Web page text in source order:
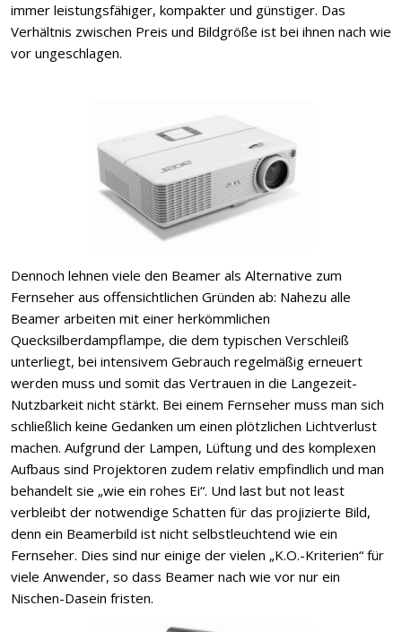
immer leistungsfähiger, kompakter und günstiger. Das
Verhältnis zwischen Preis und Bildgröße ist bei ihnen nach wie
vor ungeschlagen.
Dennoch lehnen viele den Beamer als Alternative zum
Fernseher aus offensichtlichen Gründen ab: Nahezu alle
Beamer arbeiten mit einer herkömmlichen
Quecksilberdampflampe, die dem typischen Verschleiß
unterliegt, bei intensivem Gebrauch regelmäßig erneuert
werden muss und somit das Vertrauen in die Langezeit-
Nutzbarkeit nicht stärkt. Bei einem Fernseher muss man sich
schließlich keine Gedanken um einen plötzlichen Lichtverlust
machen. Aufgrund der Lampen, Lüftung und des komplexen
Aufbaus sind Projektoren zudem relativ empfindlich und man
behandelt sie „wie ein rohes Ei“. Und last but not least
verbleibt der notwendige Schatten für das projizierte Bild,
denn ein Beamerbild ist nicht selbstleuchtend wie ein
Fernseher. Dies sind nur einige der vielen „K.O.-Kriterien“ für
viele Anwender, so dass Beamer nach wie vor nur ein
Nischen-Dasein fristen.